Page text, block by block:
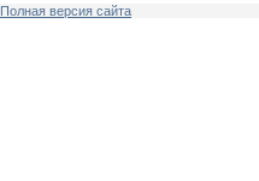
Полная версия сайта